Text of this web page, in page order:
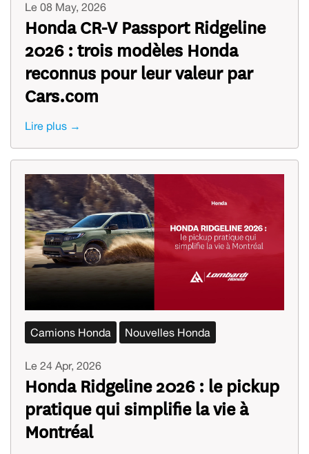
Le 08 May, 2026
Honda CR-V Passport Ridgeline
2026 : trois modèles Honda
reconnus pour leur valeur par
Cars.com
Lire plus →
Camions Honda Nouvelles Honda
Le 24 Apr, 2026
Honda Ridgeline 2026 : le pickup
pratique qui simplifie la vie à
Montréal